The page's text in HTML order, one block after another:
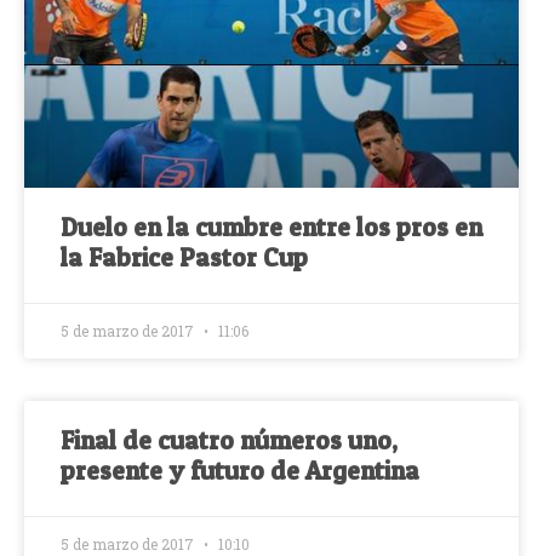
Duelo en la cumbre entre los pros en
la Fabrice Pastor Cup
5 de marzo de 2017 11:06
Final de cuatro números uno,
presente y futuro de Argentina
5 de marzo de 2017 10:10